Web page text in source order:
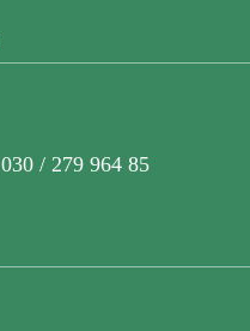
030 / 279 964 85